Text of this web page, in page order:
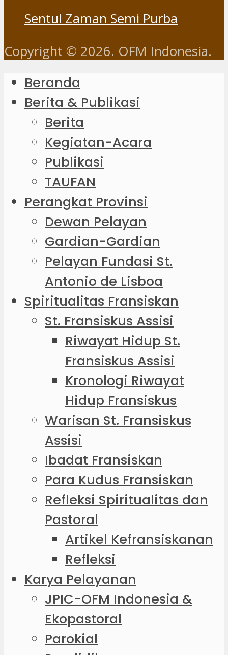
Sentul Zaman Semi Purba
Copyright © 2026. OFM Indonesia.
Beranda
Berita & Publikasi
Berita
Kegiatan-Acara
Publikasi
TAUFAN
Perangkat Provinsi
Dewan Pelayan
Gardian-Gardian
Pelayan Fundasi St.
Antonio de Lisboa
Spiritualitas Fransiskan
St. Fransiskus Assisi
Riwayat Hidup St.
Fransiskus Assisi
Kronologi Riwayat
Hidup Fransiskus
Warisan St. Fransiskus
Assisi
Ibadat Fransiskan
Para Kudus Fransiskan
Refleksi Spiritualitas dan
Pastoral
Artikel Kefransiskanan
Refleksi
Karya Pelayanan
JPIC-OFM Indonesia &
Ekopastoral
Parokial